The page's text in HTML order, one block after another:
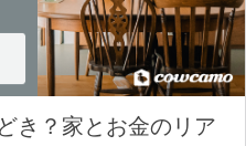
き？家とお金のリア